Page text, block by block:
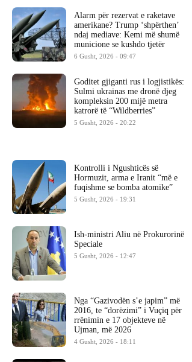
Alarm për rezervat e raketave
amerikane? Trump ‘shpërthen’
ndaj mediave: Kemi më shumë
municione se kushdo tjetër
6 Gusht, 2026 - 09:47
Goditet gjiganti rus i logjistikës:
Sulmi ukrainas me dronë djeg
kompleksin 200 mijë metra
katrorë të “Wildberries”
5 Gusht, 2026 - 20:22
Kontrolli i Ngushticës së
Hormuzit, arma e Iranit “më e
fuqishme se bomba atomike”
5 Gusht, 2026 - 19:31
Ish-ministri ​Aliu në Prokurorinë
Speciale
5 Gusht, 2026 - 12:47
Nga “Gazivodën s’e japim” më
2016, te “dorëzimi” i Vuçiq për
rrënimin e 17 objekteve në
Ujman, më 2026
4 Gusht, 2026 - 18:11